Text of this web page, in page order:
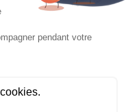

